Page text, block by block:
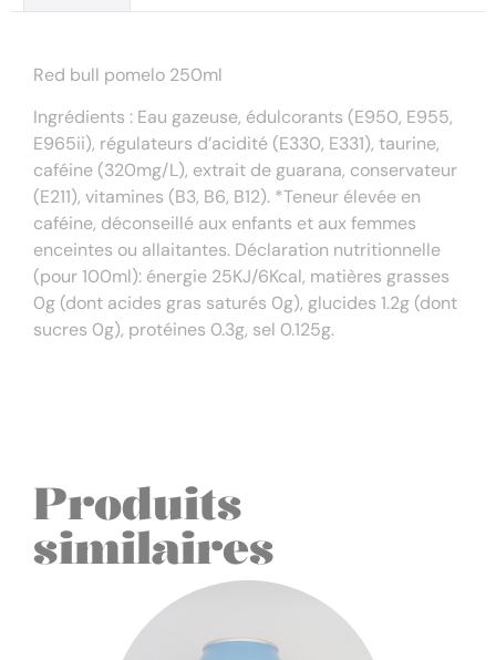
Red bull pomelo 250ml
Ingrédients : Eau gazeuse, édulcorants (E950, E955,
E965ii), régulateurs d’acidité (E330, E331), taurine,
caféine (320mg/L), extrait de guarana, conservateur
(E211), vitamines (B3, B6, B12). *Teneur élevée en
caféine, déconseillé aux enfants et aux femmes
enceintes ou allaitantes. Déclaration nutritionnelle
(pour 100ml): énergie 25KJ/6Kcal, matières grasses
0g (dont acides gras saturés 0g), glucides 1.2g (dont
sucres 0g), protéines 0.3g, sel 0.125g.
Produits
similaires